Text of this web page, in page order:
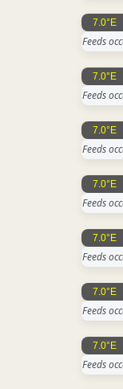
7.0°E
Feeds
7.0°E
Feeds
7.0°E
Feeds
7.0°E
Feeds
7.0°E
Feeds
7.0°E
Feeds
7.0°E
Feeds